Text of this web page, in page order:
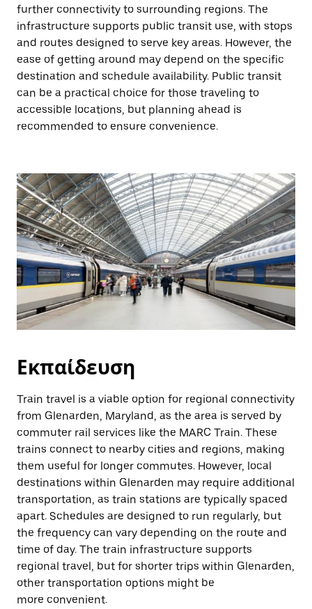
further connectivity to surrounding regions. The
infrastructure supports public transit use, with stops
and routes designed to serve key areas. However, the
ease of getting around may depend on the specific
destination and schedule availability. Public transit
can be a practical choice for those traveling to
accessible locations, but planning ahead is
recommended to ensure convenience.
Εκπαίδευση
Train travel is a viable option for regional connectivity
from Glenarden, Maryland, as the area is served by
commuter rail services like the MARC Train. These
trains connect to nearby cities and regions, making
them useful for longer commutes. However, local
destinations within Glenarden may require additional
transportation, as train stations are typically spaced
apart. Schedules are designed to run regularly, but
the frequency can vary depending on the route and
time of day. The train infrastructure supports
regional travel, but for shorter trips within Glenarden,
other transportation options might be
more convenient.